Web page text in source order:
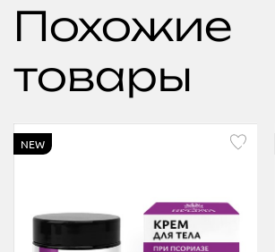
Похожие
товары
NEW